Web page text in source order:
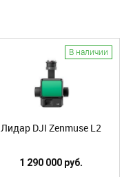
В наличии
Лидар DJI Zenmuse L2
1 290 000 руб.